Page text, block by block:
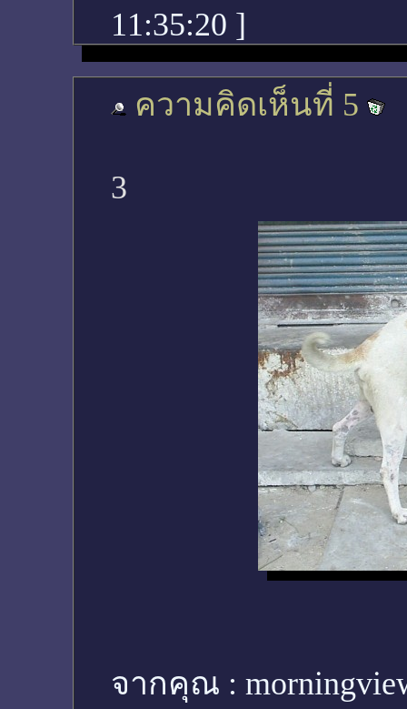
11:35:20 ]
ความคิดเห็นที่ 5
3
จากคุณ :